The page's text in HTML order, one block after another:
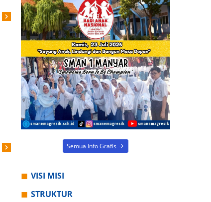
Semua Info Grafis
VISI MISI
STRUKTUR